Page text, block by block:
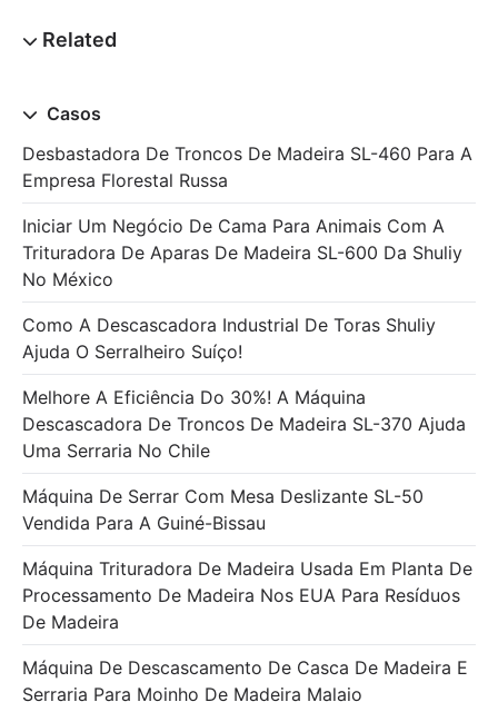
Casos
Desbastadora De Troncos De Madeira SL-460 Para A
Empresa Florestal Russa
Iniciar Um Negócio De Cama Para Animais Com A
Trituradora De Aparas De Madeira SL-600 Da Shuliy
No México
Como A Descascadora Industrial De Toras Shuliy
Ajuda O Serralheiro Suíço!
Melhore A Eficiência Do 30%! A Máquina
Descascadora De Troncos De Madeira SL-370 Ajuda
Uma Serraria No Chile
Máquina De Serrar Com Mesa Deslizante SL-50
Vendida Para A Guiné-Bissau
Máquina Trituradora De Madeira Usada Em Planta De
Processamento De Madeira Nos EUA Para Resíduos
De Madeira
Máquina De Descascamento De Casca De Madeira E
Serraria Para Moinho De Madeira Malaio